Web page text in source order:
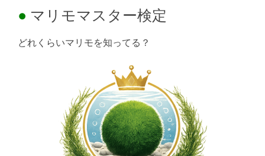
マリモマスター検定
どれくらいマリモを知ってる？